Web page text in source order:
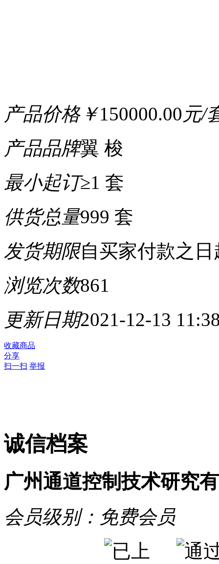
产品价格￥150000.00 元/
产品品牌翼 梭
最小起订≥1 套
供货总量999 套
发货期限自买家付款之
浏览次数861
更新日期2021-12-13
收藏商品
分享
扫一扫 举报
诚信档案
广州通道控制技术研究
会员级别： 免费会员